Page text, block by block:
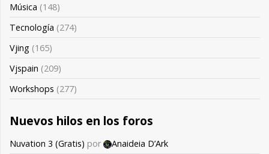
Música (148)
Tecnología (274)
Vjing (165)
Vjspain (209)
Workshops (277)
Nuevos hilos en los foros
Nuvation 3 (Gratis) por
Anaideia D’Ark